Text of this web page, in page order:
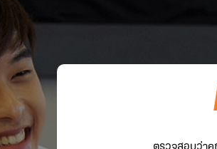
ตรวจสอบว่าคุ